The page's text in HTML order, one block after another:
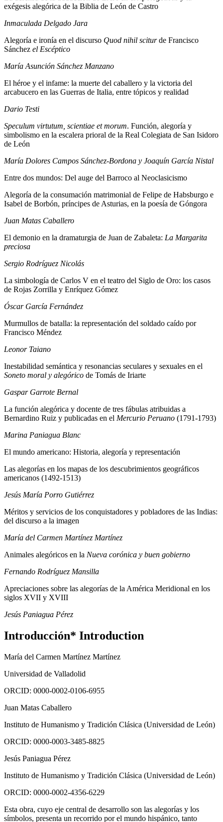
exégesis alegórica de la Biblia de León de Castro
Inmaculada Delgado Jara
Alegoría e ironía en el discurso Quod nihil sciturde Francisco
Sánchez el Escéptico
María Asunción Sánchez Manzano
El héroe y el infame: la muerte del caballero y la victoria del
arcabucero en las Guerras de Italia, entre tópicos y realidad
Dario Testi
Speculum virtutum, scientiae et morum. Función, alegoría y
simbolismo en la escalera prioral de la Real Colegiata de San Isidoro
de León
María Dolores Campos Sánchez-Bordona y Joaquín García Nistal
Entre dos mundos: Del auge del Barroco al Neoclasicismo
Alegoría de la consumación matrimonial de Felipe de Habsburgo e
Isabel de Borbón, príncipes de Asturias, en la poesía de Góngora
Juan Matas Caballero
El demonio en la dramaturgia de Juan de Zabaleta: La Margarita
preciosa
Sergio Rodríguez Nicolás
La simbología de Carlos V en el teatro del Siglo de Oro: los casos
de Rojas Zorrilla y Enríquez Gómez
Óscar García Fernández
Murmullos de batalla: la representación del soldado caído por
Francisco Méndez
Leonor Taiano
Inestabilidad semántica y resonancias seculares y sexuales en el
Soneto moral y alegórico de Tomás de Iriarte
Gaspar Garrote Bernal
La función alegórica y docente de tres fábulas atribuidas a
Bernardino Ruiz y publicadas en el Mercurio Peruano (1791-1793)
Marina Paniagua Blanc
El mundo americano: Historia, alegoría y representación
Las alegorías en los mapas de los descubrimientos geográficos
americanos (1492-1513)
Jesús María Porro Gutiérrez
Méritos y servicios de los conquistadores y pobladores de las Indias:
del discurso a la imagen
María del Carmen Martínez Martínez
Animales alegóricos en la Nueva corónica y buen gobierno
Fernando Rodríguez Mansilla
Apreciaciones sobre las alegorías de la América Meridional en los
siglos XVII y XVIII
Jesús Paniagua Pérez
Introducción* Introduction
María del Carmen Martínez Martínez
Universidad de Valladolid
ORCID: 0000-0002-0106-6955
Juan Matas Caballero
Instituto de Humanismo y Tradición Clásica (Universidad de León)
ORCID: 0000-0003-3485-8825
Jesús Paniagua Pérez
Instituto de Humanismo y Tradición Clásica (Universidad de León)
ORCID: 0000-0002-4356-6229
Esta obra, cuyo eje central de desarrollo son las alegorías y los
símbolos, presenta un recorrido por el mundo hispánico, tanto